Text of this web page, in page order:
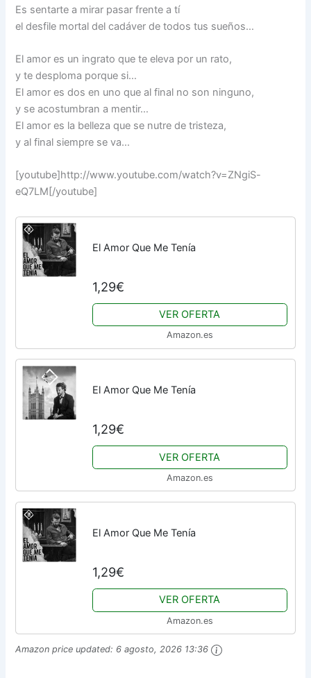
Es sentarte a mirar pasar frente a tí
el desfile mortal del cadáver de todos tus sueños…
El amor es un ingrato que te eleva por un rato,
y te desploma porque si…
El amor es dos en uno que al final no son ninguno,
y se acostumbran a mentir…
El amor es la belleza que se nutre de tristeza,
y al final siempre se va…
[youtube]http://www.youtube.com/watch?v=ZNgiS-
eQ7LM[/youtube]
El Amor Que Me Tenía
1,29€
VER OFERTA
Amazon.es
El Amor Que Me Tenía
1,29€
VER OFERTA
Amazon.es
El Amor Que Me Tenía
1,29€
VER OFERTA
Amazon.es
Amazon price updated: 6 agosto, 2026 13:36